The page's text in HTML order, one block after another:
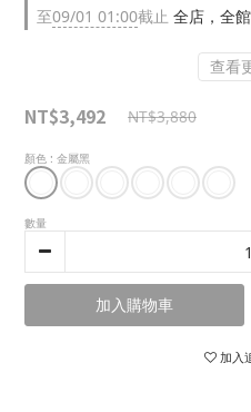
至09/01 01:00截止 全店，全
查看
NT$3,492 NT$3,880
顏色 : 金屬黑
數量
加入購物車
加入